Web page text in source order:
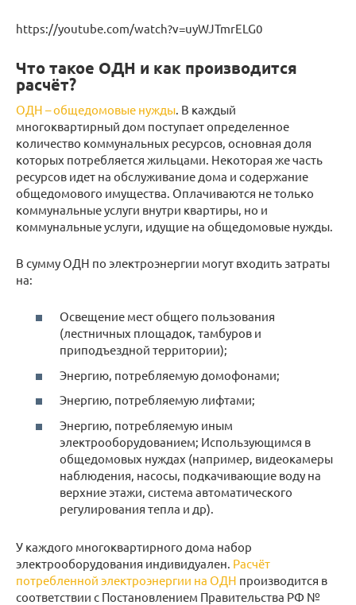
https://youtube.com/watch?v=uyWJTmrELG0
Что такое ОДН и как производится
расчёт?
ОДН – общедомовые нужды . В каждый
многоквартирный дом поступает определенное
количество коммунальных ресурсов, основная доля
которых потребляется жильцами. Некоторая же часть
ресурсов идет на обслуживание дома и содержание
общедомового имущества. Оплачиваются не только
коммунальные услуги внутри квартиры, но и
коммунальные услуги, идущие на общедомовые нужды.
В сумму ОДН по электроэнергии могут входить затраты
на:
Освещение мест общего пользования
(лестничных площадок, тамбуров и
приподъездной территории);
Энергию, потребляемую домофонами;
Энергию, потребляемую лифтами;
Энергию, потребляемую иным
электрооборудованием; Использующимся в
общедомовых нуждах (например, видеокамеры
наблюдения, насосы, подкачивающие воду на
верхние этажи, система автоматического
регулирования тепла и др).
У каждого многоквартирного дома набор
электрооборудования индивидуален. Расчёт
потребленной электроэнергии на ОДН производится в
соответствии с Постановлением Правительства РФ №